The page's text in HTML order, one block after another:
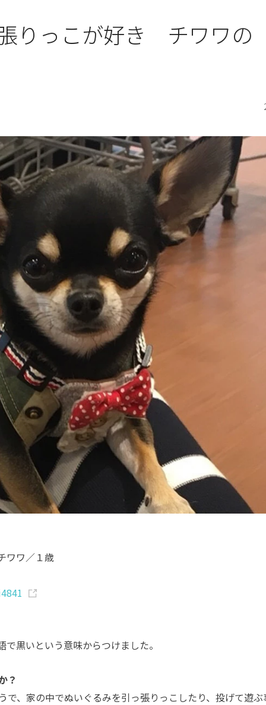
りっこが好き チワワの
ワワ／１歳
黒いという意味からつけました。
？
で、家の中でぬいぐるみを引っ張りっこしたり、投げて遊ぶ